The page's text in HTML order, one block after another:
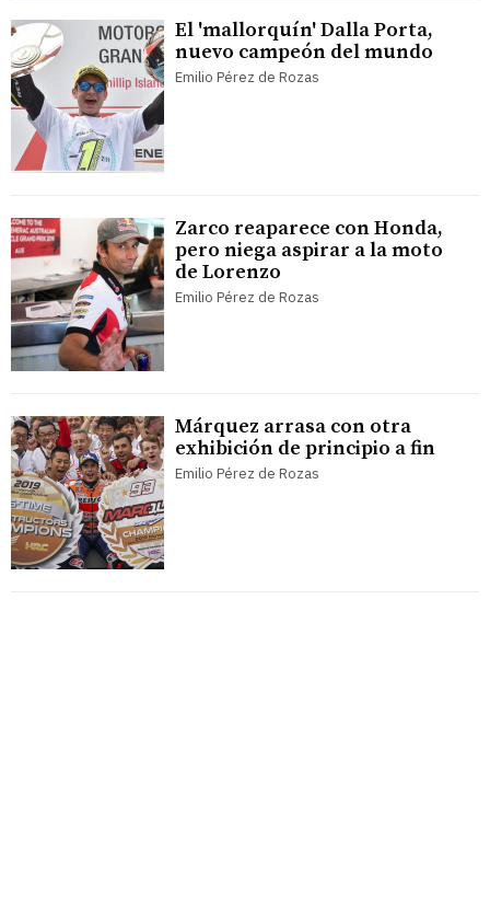
El 'mallorquín' Dalla Porta,
nuevo campeón del mundo
Emilio Pérez de Rozas
Zarco reaparece con Honda,
pero niega aspirar a la moto
de Lorenzo
Emilio Pérez de Rozas
Márquez arrasa con otra
exhibición de principio a fin
Emilio Pérez de Rozas